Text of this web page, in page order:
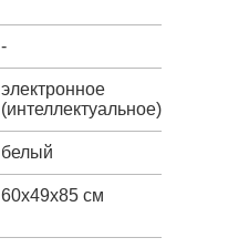
-
электронное
(интеллектуальное)
белый
60x49x85 см